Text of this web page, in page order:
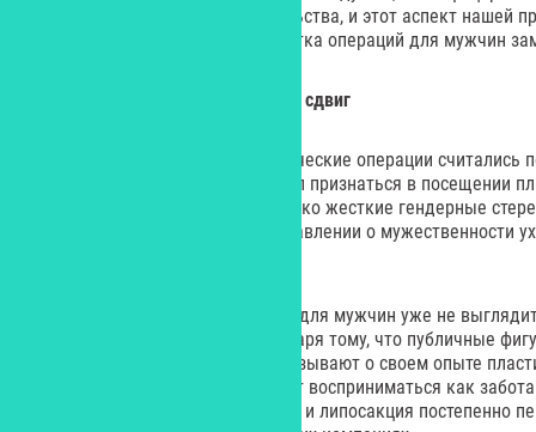
скрыть следы своего вмешательства, и этот аспект нашей
искусству. И, конечно же, разметка операций для мужчин
От табу к принятию: культурный сдвиг
Еще 20 или 25 лет назад пластические операции
делом. Мужчина, который решил признаться в посещении
стать объектом насмешек. Однако жесткие гендерные
размываются, и в новом представлении о мужественности
Сегодня пластическая хирургия для мужчин уже не
скандальным во многом благодаря тому, что публичные
инфлюэнсеры – открыто рассказывают о своем опыте
пластическому хирургу начинает восприниматься как
блефаропластика, ринопластика и липосакция постепенно